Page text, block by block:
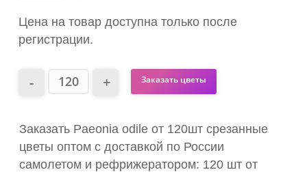
Цена на товар доступна только после
регистрации.
Заказать цветы
Заказать Paeonia odile от 120шт срезанные
цветы оптом с доставкой по России
самолетом и рефрижератором: 120 шт от